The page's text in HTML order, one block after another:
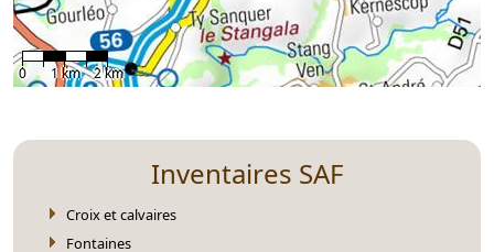
0 1 km 2 km
Inventaires SAF
Croix et calvaires
Fontaines